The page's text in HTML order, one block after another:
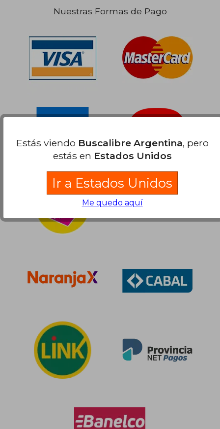
Nuestras Formas de Pago
Estás viendo Buscalibre Argentina, pero
estás en Estados Unidos
Ir a Estados Unidos
Me quedo aquí